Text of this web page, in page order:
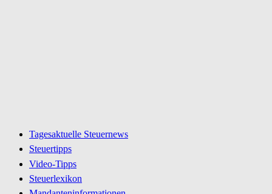
Tagesaktuelle Steuernews
Steuertipps
Video-Tipps
Steuerlexikon